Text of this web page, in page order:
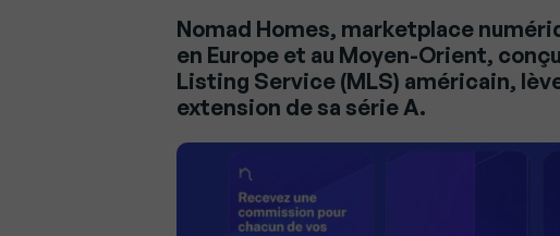
Nomad Homes, marketplace
en Europe et au Moyen-Orient,
Listing Service (MLS) américain,
extension de sa série A.